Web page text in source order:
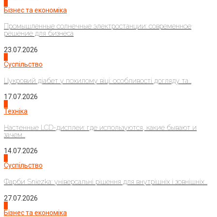
Бізнес та економіка
Промышленные солнечные электростанции: современное
решение для бизнеса
23.07.2026
Суспільство
Цукровий діабет у похилому віці: особливості догляду та...
17.07.2026
Техніка
Настенные LCD-дисплеи: где используются, какие бывают и
зачем...
14.07.2026
Суспільство
Фарби Sniezka: універсальні рішення для внутрішніх і зовнішніх...
27.07.2026
Бізнес та економіка